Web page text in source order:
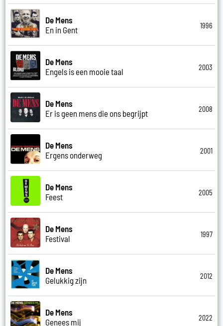
De Mens
En in Gent
1996
De Mens
Engels is een mooie taal
2003
De Mens
Er is geen mens die ons begrijpt
2008
De Mens
Ergens onderweg
2001
De Mens
Feest
2005
De Mens
Festival
1997
De Mens
Gelukkig zijn
2012
De Mens
Genees mij
2022